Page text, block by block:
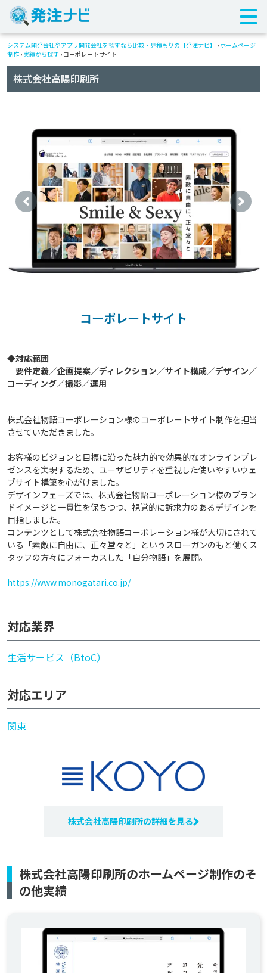
システム開発会社やアプリ開発会社を探すなら比較・見積もりの【発注ナビ】 › ホームページ
制作 › 実績から探す › コーポレートサイト
株式会社高陽印刷所
コーポレートサイト
◆対応範囲
要件定義／企画提案／ディレクション／サイト構成／デザイン／
株式会社物語コーポレーション様のコーポレートサイト制作を担当
させていただきました。
お客様のビジョンと目標に沿った魅力的で効果的なオンラインプレ
ゼンスを実現するため、ユーザビリティを重視した使いやすいウェ
ブサイト構築を心がけました。
デザインフェーズでは、株式会社物語コーポレーション様のブラン
ドイメージと一貫性を保ちつつ、視覚的に訴求力のあるデザインを
目指しました。
コンテンツとして株式会社物語コーポレーション様が大切にされて
いる「素敵に自由に、正々堂々と」というスローガンのもと働くス
タッフの方々にフォーカスした「自分物語」を展開。
https://www.monogatari.co.jp/
対応業界
生活サービス（BtoC）
対応エリア
関東
株式会社高陽印刷所の詳細を見る
株式会社高陽印刷所のホームページ制作のそ
の他実績